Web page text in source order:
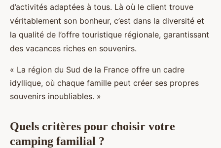
d’activités adaptées à tous. Là où le client trouve
véritablement son bonheur, c’est dans la diversité et
la qualité de l’offre touristique régionale, garantissant
des vacances riches en souvenirs.
« La région du Sud de la France offre un cadre
idyllique, où chaque famille peut créer ses propres
souvenirs inoubliables. »
Quels critères pour choisir votre
camping familial ?